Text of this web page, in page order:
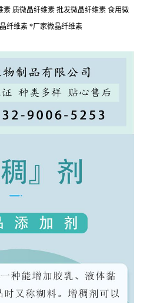
素 质微晶纤维素 批发微晶纤维素 食用微
纤维素 *厂家微晶纤维素